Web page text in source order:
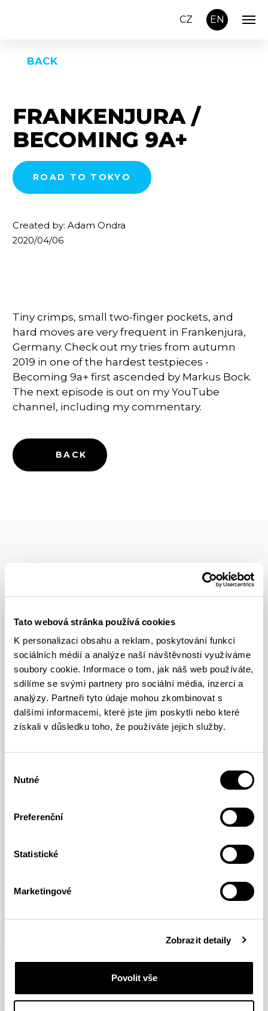
Tato webová stránka používá cookies
K personalizaci obsahu a reklam, poskytování funkcí
sociálních médií a analýze naší návštěvnosti využíváme
soubory cookie. Informace o tom, jak náš web používáte,
sdílíme se svými partnery pro sociální média, inzerci a
analýzy. Partneři tyto údaje mohou zkombinovat s
dalšími informacemi, které jste jim poskytli nebo které
získali v důsledku toho, že používáte jejich služby.
souhlasu
Nutné
Preferenční
Statistické
Marketingové
Zobrazit detaily
Povolit vše
CZ EN
BACK
FRANKENJURA /
BECOMING 9A+
ROAD TO TOKYO
Created by: Adam Ondra
2020/04/06
Tiny crimps, small two-finger pockets, and
hard moves are very frequent in Frankenjura,
Germany. Check out my tries from autumn
2019 in one of the hardest testpieces -
Becoming 9a+ first ascended by Markus Bock.
The next episode is out on my YouTube
channel, including my commentary.
BACK
YOU MIGHT BE INTERESTED IN
Atene Naturale 9a
FULL ARTICLE
ROAD TO TOKYO
Tips for Better Clipping /
On-sight